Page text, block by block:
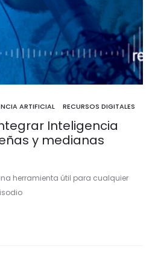
ARTIFICIAL RECURSOS DIGITALES
Inteligencia
y medianas
herramienta útil para cualquier
DATA. Resolvemos las grandes